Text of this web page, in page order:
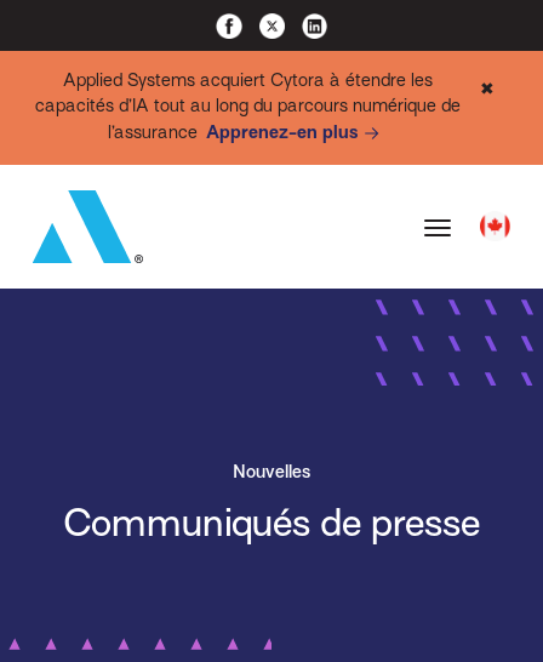
Applied Systems acquiert Cytora à étendre les
capacités d’IA tout au long du parcours numérique de
l’assurance Apprenez-en plus
✖
Nouvelles
Communiqués de presse